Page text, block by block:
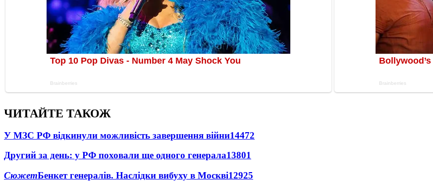
ЧИТАЙТЕ ТАКОЖ
У МЗС РФ відкинули можливість завершення війни14472
Другий за день: у РФ поховали ще одного генерала13801
СюжетБенкет генералів. Наслідки вибуху в Москві12925